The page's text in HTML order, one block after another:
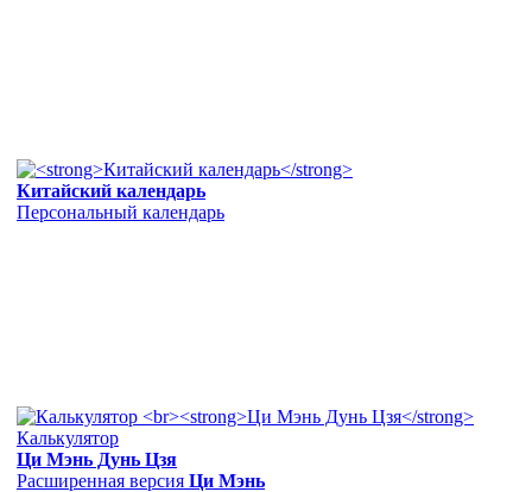
Китайский календарь
Персональный календарь
Калькулятор
Ци Мэнь Дунь Цзя
Расширенная версия Ци Мэнь